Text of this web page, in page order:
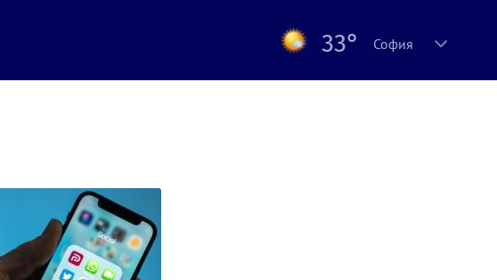
33° София